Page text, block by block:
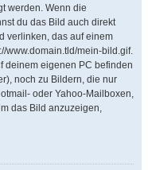
werden. Wenn die
du das Bild auch direkt
verlinken, das auf einem
www.domain.tld/mein-bild.gif.
deinem eigenen PC befinden
noch zu Bildern, die nur
oder Yahoo-Mailboxen,
das Bild anzuzeigen,